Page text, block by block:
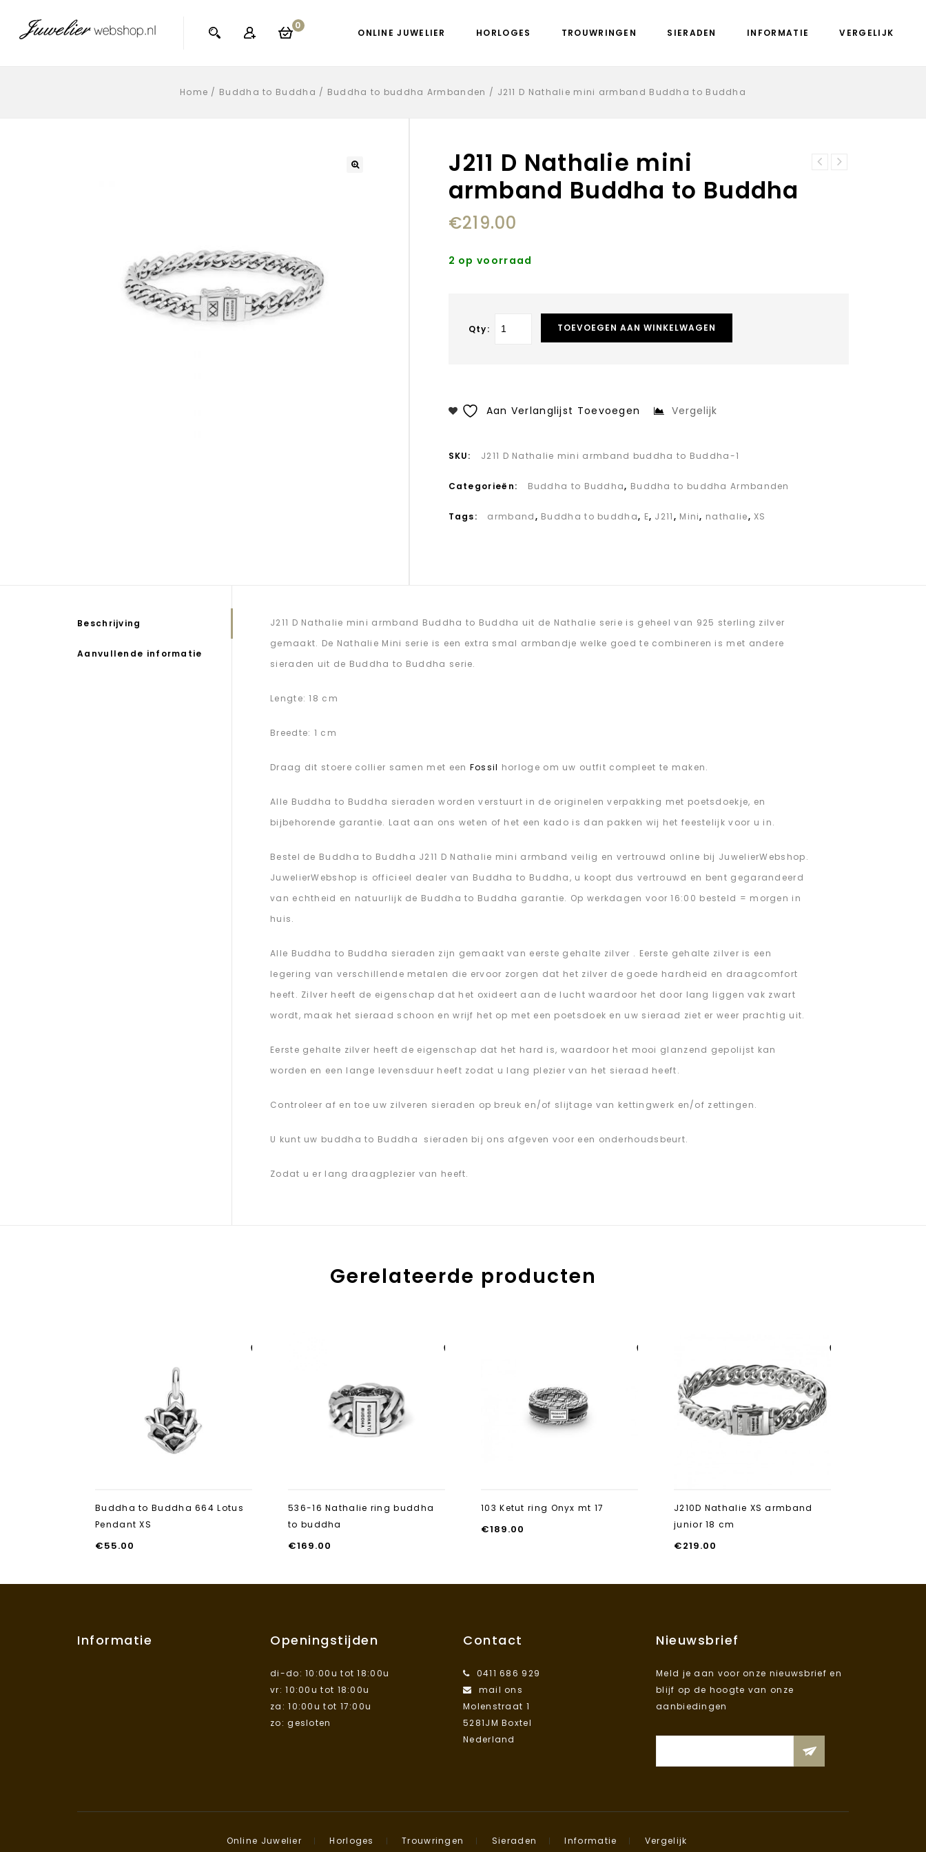
0
ONLINE JUWELIER HORLOGES TROUWRINGEN SIERADEN INFORMATIE VERGELIJK
Home / Buddha to Buddha / Buddha to buddha Armbanden / J211 D Nathalie mini armband Buddha to Buddha
J211 D Nathalie mini
armband Buddha to Buddha
€219.00
2 op voorraad
Qty: TOEVOEGEN AAN WINKELWAGEN
Aan Verlanglijst Toevoegen Vergelijk
SKU: J211 D Nathalie mini armband buddha to Buddha-1
Categorieën: Buddha to Buddha, Buddha to buddha Armbanden
Tags: armband, Buddha to buddha, E, J211, Mini, nathalie, XS
Beschrijving
Aanvullende informatie
J211 D Nathalie mini armband Buddha to Buddha uit de Nathalie serie is geheel van 925 sterling zilver
gemaakt. De Nathalie Mini serie is een extra smal armbandje welke goed te combineren is met andere
sieraden uit de Buddha to Buddha serie.
Lengte: 18 cm
Breedte: 1 cm
Draag dit stoere collier samen met een Fossil horloge om uw outfit compleet te maken.
Alle Buddha to Buddha sieraden worden verstuurt in de originelen verpakking met poetsdoekje, en
bijbehorende garantie. Laat aan ons weten of het een kado is dan pakken wij het feestelijk voor u in.
Bestel de Buddha to Buddha J211 D Nathalie mini armband veilig en vertrouwd online bij JuwelierWebshop.
JuwelierWebshop is officieel dealer van Buddha to Buddha, u koopt dus vertrouwd en bent gegarandeerd
van echtheid en natuurlijk de Buddha to Buddha garantie. Op werkdagen voor 16:00 besteld = morgen in
huis.
Alle Buddha to Buddha sieraden zijn gemaakt van eerste gehalte zilver . Eerste gehalte zilver is een
legering van verschillende metalen die ervoor zorgen dat het zilver de goede hardheid en draagcomfort
heeft. Zilver heeft de eigenschap dat het oxideert aan de lucht waardoor het door lang liggen vak zwart
wordt, maak het sieraad schoon en wrijf het op met een poetsdoek en uw sieraad ziet er weer prachtig uit.
Eerste gehalte zilver heeft de eigenschap dat het hard is, waardoor het mooi glanzend gepolijst kan
worden en een lange levensduur heeft zodat u lang plezier van het sieraad heeft.
Controleer af en toe uw zilveren sieraden op breuk en/of slijtage van kettingwerk en/of zettingen.
U kunt uw buddha to Buddha sieraden bij ons afgeven voor een onderhoudsbeurt.
Zodat u er lang draagplezier van heeft.
Gerelateerde producten
Buddha to Buddha 664 Lotus
Pendant XS
€55.00
536-16 Nathalie ring buddha
to buddha
€169.00
103 Ketut ring Onyx mt 17
€189.00
J210D Nathalie XS armband
junior 18 cm
€219.00
Informatie Openingstijden
di-do: 10:00u tot 18:00u
vr: 10:00u tot 18:00u
za: 10:00u tot 17:00u
zo: gesloten
Contact
0411 686 929
mail ons
Molenstraat 1
5281JM Boxtel
Nederland
Nieuwsbrief
Meld je aan voor onze nieuwsbrief en
blijf op de hoogte van onze
aanbiedingen
Online Juwelier Horloges Trouwringen Sieraden Informatie Vergelijk